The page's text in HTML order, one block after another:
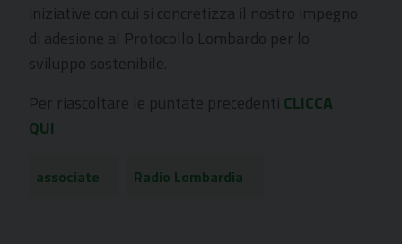
iniziative con cui si concretizza il nostro impegno
di adesione al Protocollo Lombardo per lo
sviluppo sostenibile.
Per riascoltare le puntate precedenti CLICCA
QUI
associate Radio Lombardia